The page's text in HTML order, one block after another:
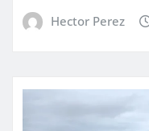
Hector Perez